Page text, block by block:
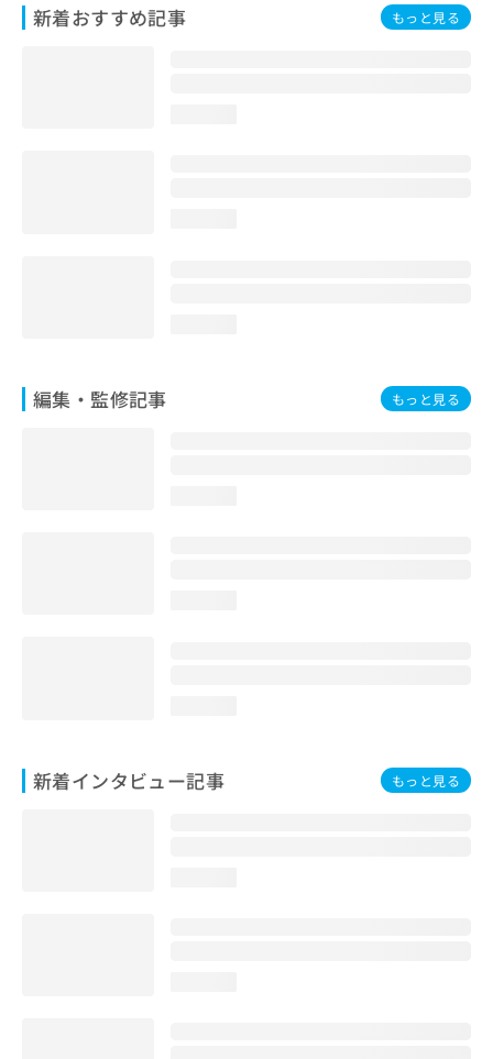
新着おすすめ記事 もっと見る
編集・監修記事 もっと見る
新着インタビュー記事 もっと見る
お